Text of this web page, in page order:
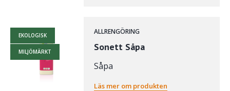
EKOLOGISK
MILJÖMÄRKT
ALLRENGÖRING
Sonett Såpa
Såpa
Läs mer om produkten